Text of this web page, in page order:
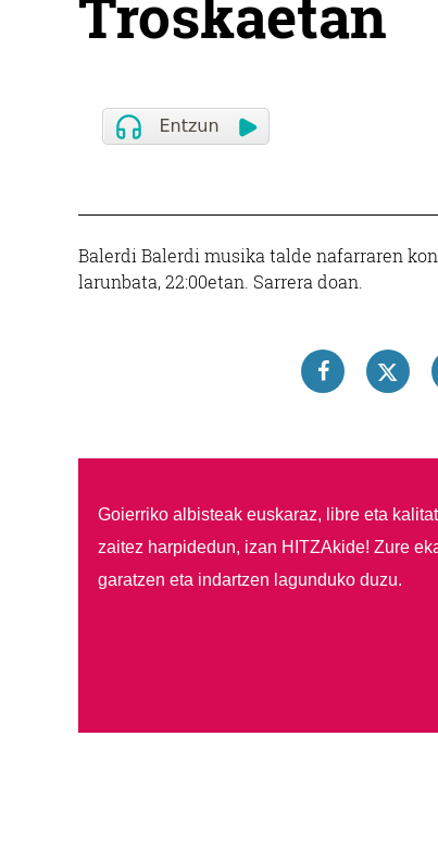
Troskaetan
Balerdi Balerdi musika talde nafarraren
larunbata, 22:00etan. Sarrera doan.
Goierriko albisteak euskaraz, libre eta
zaitez harpidedun, izan HITZAkide! Zure
garatzen eta indartzen lagunduko duzu.